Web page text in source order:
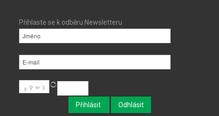
Přihlaste se k odběru Newsletteru